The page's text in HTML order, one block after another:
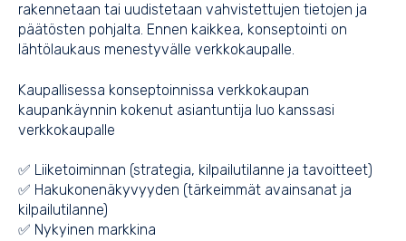
rakennetaan tai uudistetaan vahvistettujen tietojen ja
päätösten pohjalta. Ennen kaikkea, konseptointi on
lähtölaukaus menestyvälle verkkokaupalle.
Kaupallisessa konseptoinnissa verkkokaupan
kaupankäynnin kokenut asiantuntija luo kanssasi
verkkokaupalle
✅ Liiketoiminnan (strategia, kilpailutilanne ja tavoitteet)
✅ Hakukonenäkyvyyden (tärkeimmät avainsanat ja
kilpailutilanne)
✅ Nykyinen markkina